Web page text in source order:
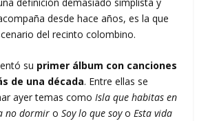
desde hace años, es la que
del recinto colombino.
su primer álbum con canciones
de una década. Entre ellas se
ayer temas comoIsla que habitas en
no dormir oSoy lo que soyoEsta vida